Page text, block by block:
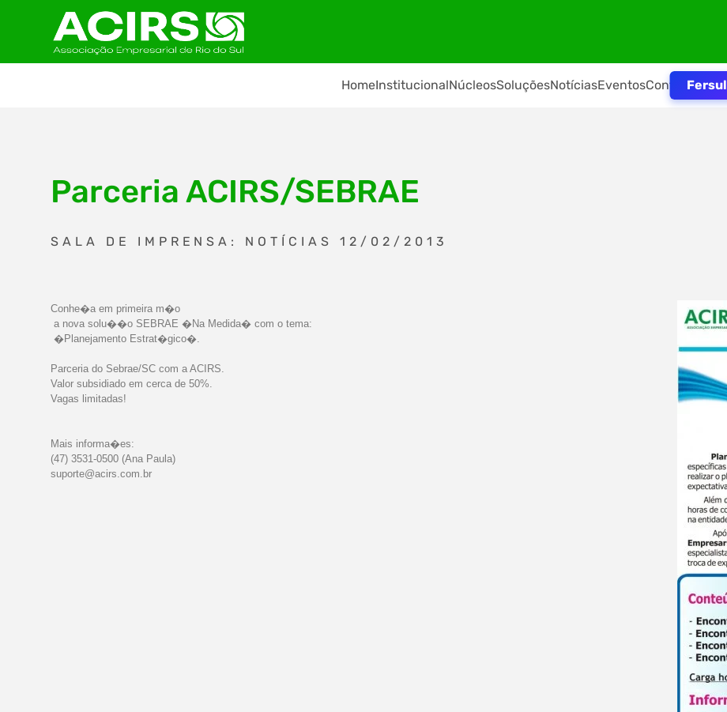
HomeInstitucionalNúcleosSoluçõesNotíciasEventosContatoFersul
Parceria ACIRS/SEBRAE
SALA DE IMPRENSA: NOTÍCIAS 12/02/2013
Conhe�a em primeira m�o
a nova solu��o SEBRAE �Na Medida� com o tema:
�Planejamento Estrat�gico�.
Parceria do Sebrae/SC com a ACIRS.
Valor subsidiado em cerca de 50%.
Vagas limitadas!
Mais informa�es:
(47) 3531-0500 (Ana Paula)
suporte@acirs.com.br